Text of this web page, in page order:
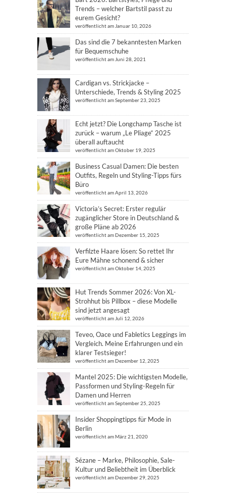
Trends – welcher Bartstil passt zu
eurem Gesicht?
veröffentlicht am Januar 10, 2026
Das sind die 7 bekanntesten Marken
für Bequemschuhe
veröffentlicht am Juni 28, 2021
Cardigan vs. Strickjacke –
Unterschiede, Trends & Styling 2025
veröffentlicht am September 23, 2025
Echt jetzt? Die Longchamp Tasche ist
zurück – warum „Le Pliage“ 2025
überall auftaucht
veröffentlicht am Oktober 19, 2025
Business Casual Damen: Die besten
Outfits, Regeln und Styling-Tipps fürs
Büro
veröffentlicht am April 13, 2026
Victoria’s Secret: Erster regulär
zugänglicher Store in Deutschland &
große Pläne ab 2026
veröffentlicht am Dezember 15, 2025
Verfilzte Haare lösen: So rettet Ihr
Eure Mähne schonend & sicher
veröffentlicht am Oktober 14, 2025
Hut Trends Sommer 2026: Von XL-
Strohhut bis Pillbox – diese Modelle
sind jetzt angesagt
veröffentlicht am Juli 12, 2026
Teveo, Oace und Fabletics Leggings im
Vergleich. Meine Erfahrungen und ein
klarer Testsieger!
veröffentlicht am Dezember 12, 2025
Mantel 2025: Die wichtigsten Modelle,
Passformen und Styling-Regeln für
Damen und Herren
veröffentlicht am September 25, 2025
Insider Shoppingtipps für Mode in
Berlin
veröffentlicht am März 21, 2020
Sézane – Marke, Philosophie, Sale-
Kultur und Beliebtheit im Überblick
veröffentlicht am Dezember 29, 2025